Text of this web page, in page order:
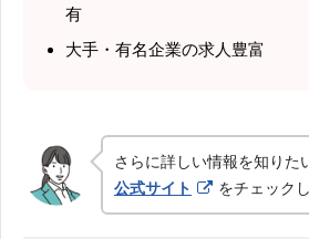
有
大手・有名企業の求人豊富
さらに詳しい情報を知りた
公式サイト
をチェック